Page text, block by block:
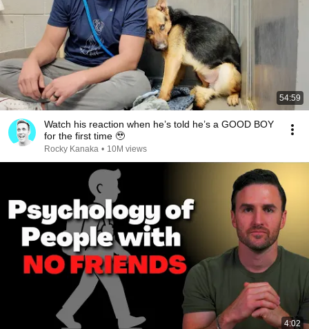
54:59
Watch his reaction when he’s told he’s a GOOD BOY
for the first time 🥹
Rocky Kanaka • 10M views
4:02